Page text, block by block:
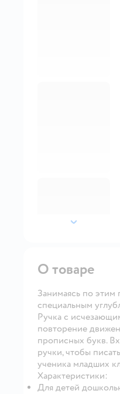
далее
О товаре
Занимаясь по этим
специальным
Ручка с
повторение
прописных букв.
ручки, чтобы
ученика младших
Характеристики:
Для детей